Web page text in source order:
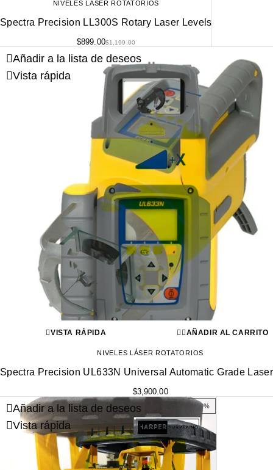
NIVELES LÁSER ROTATORIOS
Spectra Precision LL300S Rotary Laser Levels
$1,199.00
$899.00
Añadir a la lista de deseos
Vista rápida
VISTA RÁPIDA AÑADIR AL CARRITO
NIVELES LÁSER ROTATORIOS
Spectra Precision UL633N Universal Automatic Grade
$3,900.00
-10%
Añadir a la lista de deseos
Vista rápida